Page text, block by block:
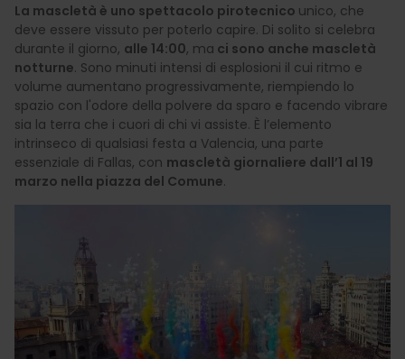
La mascletà è uno spettacolo pirotecnico unico, che
deve essere vissuto per poterlo capire. Di solito si celebra
durante il giorno, alle 14:00, ma ci sono anche mascletà
notturne. Sono minuti intensi di esplosioni il cui ritmo e
volume aumentano progressivamente, riempiendo lo
spazio con l'odore della polvere da sparo e facendo vibrare
sia la terra che i cuori di chi vi assiste. È l’elemento
intrinseco di qualsiasi festa a Valencia, una parte
essenziale di Fallas, con mascletà giornaliere dall’1 al 19
marzo nella piazza del Comune.